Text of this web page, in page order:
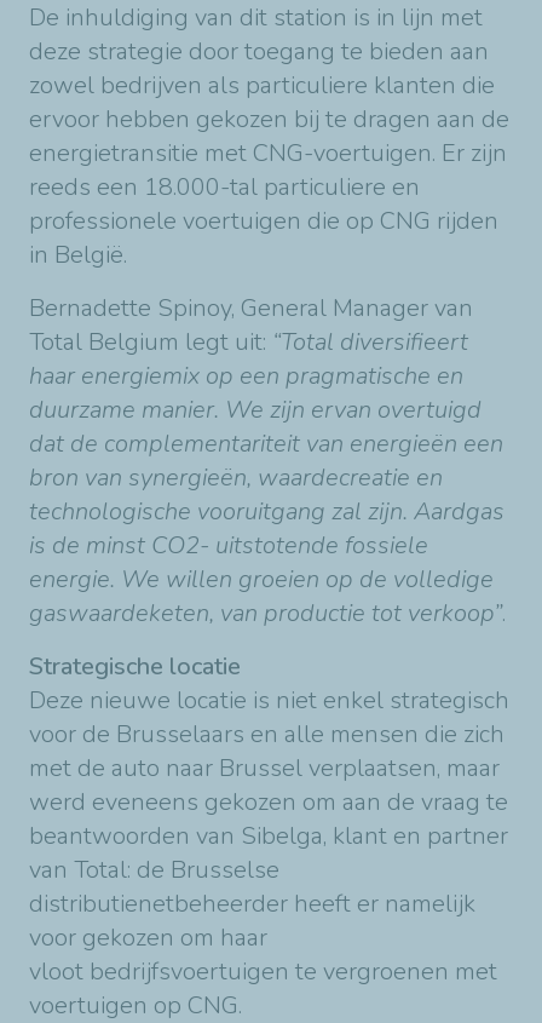
De inhuldiging van dit station is in lijn met
deze strategie door toegang te bieden aan
zowel bedrijven als particuliere klanten die
ervoor hebben gekozen bij te dragen aan de
energietransitie met CNG-voertuigen. Er zijn
reeds een 18.000-tal particuliere en
professionele voertuigen die op CNG rijden
in België.
Bernadette Spinoy, General Manager van
Total Belgium legt uit: “Total diversifieert
haar energiemix op een pragmatische en
duurzame manier. We zijn ervan overtuigd
dat de complementariteit van energieën een
bron van synergieën, waardecreatie en
technologische vooruitgang zal zijn. Aardgas
is de minst CO2- uitstotende fossiele
energie. We willen groeien op de volledige
gaswaardeketen, van productie tot verkoop”.
Strategische locatie
Deze nieuwe locatie is niet enkel strategisch
voor de Brusselaars en alle mensen die zich
met de auto naar Brussel verplaatsen, maar
werd eveneens gekozen om aan de vraag te
beantwoorden van Sibelga, klant en partner
van Total: de Brusselse
distributienetbeheerder heeft er namelijk
voor gekozen om haar
vloot bedrijfsvoertuigen te vergroenen met
voertuigen op CNG.